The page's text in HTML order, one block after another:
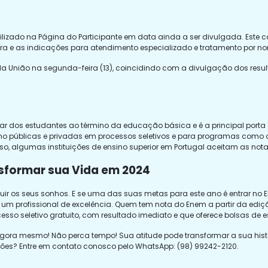
na Página do Participante em data ainda a ser divulgada. Este
e as indicações para atendimento especializado e tratamento por
União na segunda-feira (13), coincidindo com a divulgação dos
dos estudantes ao término da educação básica e é a principal
públicas e privadas em processos seletivos e para programas como
algumas instituições de ensino superior em Portugal aceitam as
sua Vida em 2024
os seus sonhos. E se uma das suas metas para este ano é entrar no
profissional de excelência. Quem tem nota do Enem a partir da
seletivo gratuito, com resultado imediato e que oferece bolsas de
mesmo! Não perca tempo! Sua atitude pode transformar a sua
Entre em contato conosco pelo WhatsApp: (98) 99242-2120.